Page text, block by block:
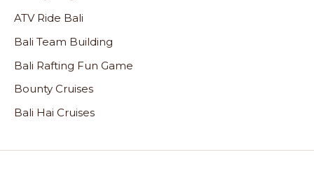
ATV Ride Bali
Bali Team Building
Bali Rafting Fun Game
Bounty Cruises
Bali Hai Cruises